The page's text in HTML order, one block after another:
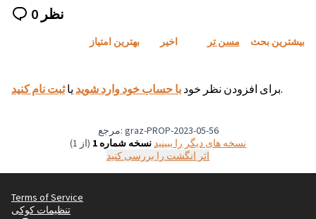
0 نظر
بهترین امتیاز اخیر مسن تر بیشترین بحث
برای افزودن نظر خود با حساب خود وارد شوید یاثبت نام کنید .
مرجع: graz-PROP-2023-05-56
نسخه شماره 1 نسخه های دیگر را ببینید
اثر انگشت را بررسی کنید
Terms of Service
تنظیمات کوکی